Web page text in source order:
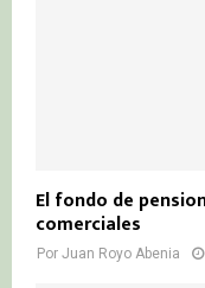
El fondo de
comerciales
Por Juan Royo Abenia